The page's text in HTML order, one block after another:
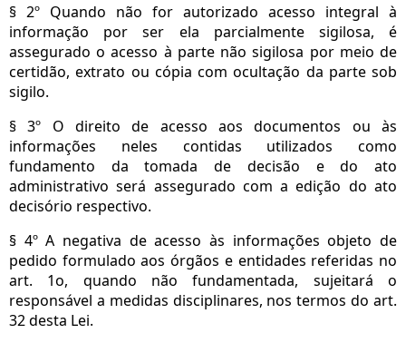
§ 2º Quando não for autorizado acesso integral à
informação por ser ela parcialmente sigilosa, é
assegurado o acesso à parte não sigilosa por meio de
certidão, extrato ou cópia com ocultação da parte sob
sigilo.
§ 3º O direito de acesso aos documentos ou às
informações neles contidas utilizados como
fundamento da tomada de decisão e do ato
administrativo será assegurado com a edição do ato
decisório respectivo.
§ 4º A negativa de acesso às informações objeto de
pedido formulado aos órgãos e entidades referidas no
art. 1o, quando não fundamentada, sujeitará o
responsável a medidas disciplinares, nos termos do art.
32 desta Lei.